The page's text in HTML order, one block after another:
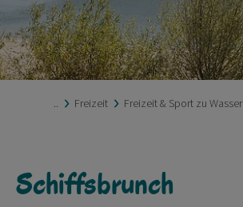
Freizeit Freizeit & Sport zu Wasser
Schiffsbrunch